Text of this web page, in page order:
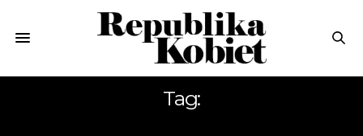
Tag: